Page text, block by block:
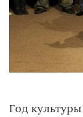
Год